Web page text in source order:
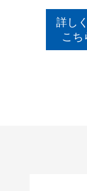
詳し
こち